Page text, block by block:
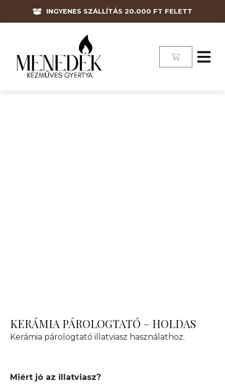
INGYENES SZÁLLÍTÁS 20.000 FT FELETT
KERÁMIA PÁROLOGTATÓ – HOLDAS
Kerámia párologtató illatviasz használathoz.
Miért jó az illatviasz?